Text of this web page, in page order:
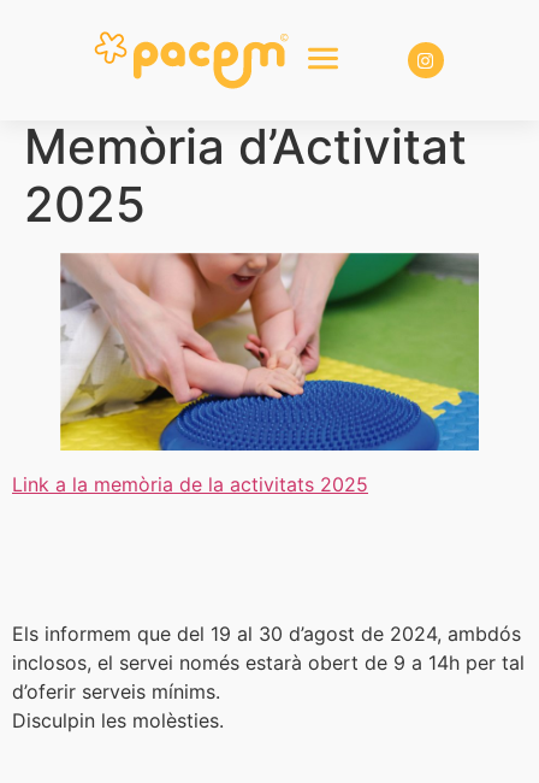
Memòria d’Activitat
2025
Link a la memòria de la activitats 2025
Els informem que del 19 al 30 d’agost de 2024, ambdós
inclosos, el servei només estarà obert de 9 a 14h per tal
d’oferir serveis mínims.
Disculpin les molèsties.